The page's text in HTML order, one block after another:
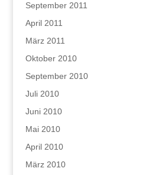
September 2011
April 2011
März 2011
Oktober 2010
September 2010
Juli 2010
Juni 2010
Mai 2010
April 2010
März 2010